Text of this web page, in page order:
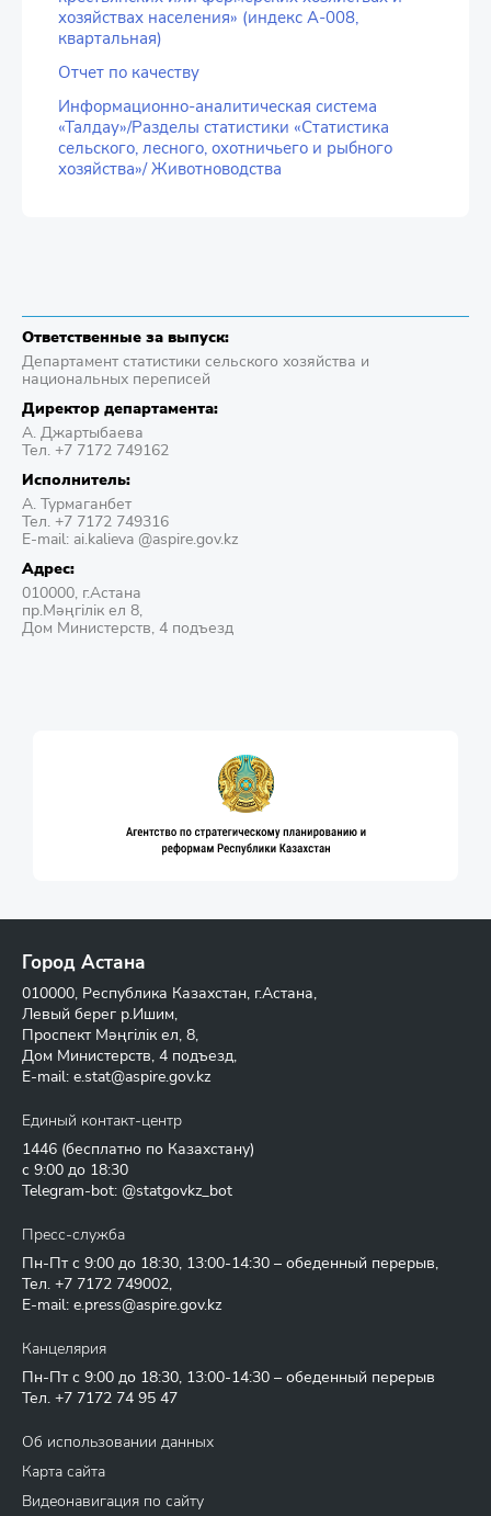
хозяйствах населения» (индекс А-008,
квартальная)
Отчет по качеству
Информационно-аналитическая система
«Талдау»/Разделы статистики «Статистика
сельского, лесного, охотничьего и рыбного
хозяйства»/ Животноводства
Ответственные за выпуск:
Департамент статистики сельского хозяйства и
национальных переписей
Директор департамента:
А. Джартыбаева
Тел. +7 7172 749162
Исполнитель:
А. Турмаганбет
Тел. +7 7172 749316
E-mail: ai.kalieva @aspire.gov.kz
Адрес:
010000, г.Астана
пр.Мәңгілік ел 8,
Дом Министерств, 4 подъезд
Город Астана
010000, Республика Казахстан, г.Астана,
Левый берег р.Ишим,
Проспект Мәңгілік ел, 8,
Дом Министерств, 4 подъезд,
E-mail: e.stat@aspire.gov.kz
Единый контакт-центр
1446 (бесплатно по Казахстану)
с 9:00 до 18:30
Telegram-bot: @statgovkz_bot
Пресс-служба
Пн-Пт с 9:00 до 18:30, 13:00-14:30 – обеденный перерыв,
Тел. +7 7172 749002,
E-mail: e.press@aspire.gov.kz
Канцелярия
Пн-Пт с 9:00 до 18:30, 13:00-14:30 – обеденный перерыв
Тел. +7 7172 74 95 47
Об использовании данных
Карта сайта
Видеонавигация по сайту